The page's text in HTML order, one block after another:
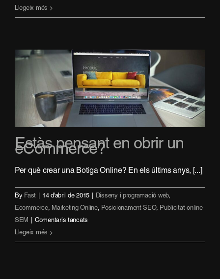
dels
a
l’e-
commerce
Llegeix més
Estàs pensant en obrir un
eCommerce?
Per què crear una Botiga Online? En els últims anys, [...]
By Fast 14 d'abril de 2015 Disseny i programació web,
Ecommerce, Marketing Online, Posicionament SEO, Publicitat online
SEM Comentaris tancats
Llegeix més